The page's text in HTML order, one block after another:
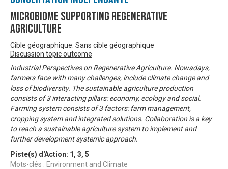
Microbiome Supporting Regenerative
Agriculture
Cible géographique: Sans cible géographique
Discussion topic outcome
Industrial Perspectives on Regenerative Agriculture. Nowadays,
farmers face with many challenges, include climate change and
loss of biodiversity. The sustainable agriculture production
consists of 3 interacting pillars: economy, ecology and social.
Farming system consists of 3 factors: farm management,
cropping system and integrated solutions. Collaboration is a key
to reach a sustainable agriculture system to implement and
further development systemic approach.
Piste(s) d'Action: 1 , 3, 5
Mots-clés : Environment and Climate